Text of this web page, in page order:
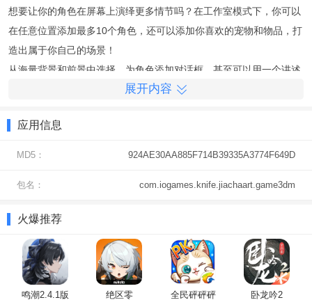
想要让你的角色在屏幕上演绎更多情节吗？在工作室模式下，你可以
在任意位置添加最多10个角色，还可以添加你喜欢的宠物和物品，打
造出属于你自己的场景！
从海量背景和前景中选择，为角色添加对话框，甚至可以用一个讲述
色的面容，让一切都变得简单有趣！
游戏优势
你可以从故事、训练、塔楼和阴影等四种战斗模式中选择，开启不同
怎么切换中文
启动游戏，点击“tap screen”进入首页。
展开内容
应用信息
MD5： 924AE30AA885F714B39335A3774F649D
包名： com.iogames.knife.jiachaart.game3dm
火爆推荐
鸣潮2.4.1版 绝区零 全民砰砰砰 卧龙吟2